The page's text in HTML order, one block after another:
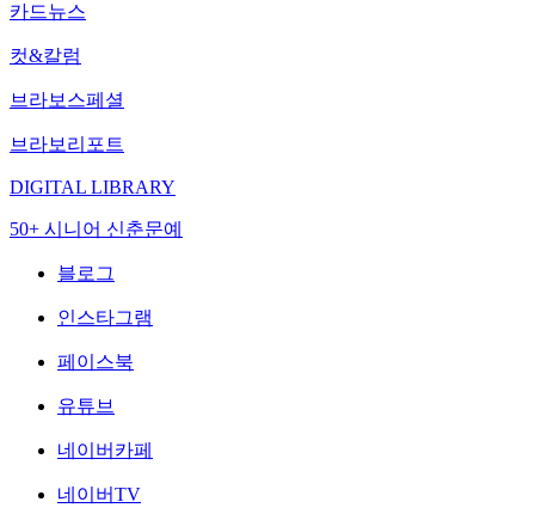
카드뉴스
컷&칼럼
브라보스페셜
브라보리포트
DIGITAL LIBRARY
50+ 시니어 신춘문예
블로그
인스타그램
페이스북
유튜브
네이버카페
네이버TV